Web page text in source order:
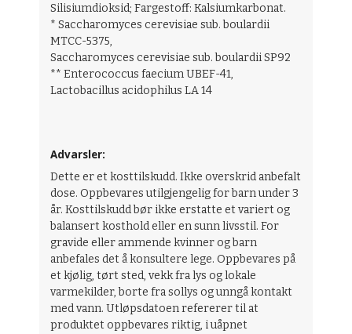
Silisiumdioksid; Fargestoff: Kalsiumkarbonat.
* Saccharomyces cerevisiae sub. boulardii
MTCC-5375,
Saccharomyces cerevisiae sub. boulardii SP92
** Enterococcus faecium UBEF-41,
Lactobacillus acidophilus LA 14
Advarsler:
Dette er et kosttilskudd. Ikke overskrid anbefalt
dose. Oppbevares utilgjengelig for barn under 3
år. Kosttilskudd bør ikke erstatte et variert og
balansert kosthold eller en sunn livsstil. For
gravide eller ammende kvinner og barn
anbefales det å konsultere lege. Oppbevares på
et kjølig, tørt sted, vekk fra lys og lokale
varmekilder, borte fra sollys og unngå kontakt
med vann. Utløpsdatoen refererer til at
produktet oppbevares riktig, i uåpnet